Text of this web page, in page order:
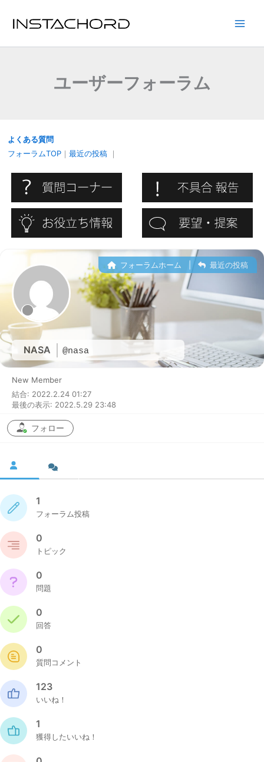
ユーザーフォーラム
よくある質問
フォーラムTOP ｜ 最近の投稿 ｜
NASA @nasa
フォーラムホーム 最近の投稿
New Member
結合: 2022.2.24 01:27
最後の表示: 2022.5.29 23:48
フォロー
1
フォーラム投稿
0
トピック
0
問題
0
回答
0
質問コメント
123
いいね！
1
獲得したいいね！